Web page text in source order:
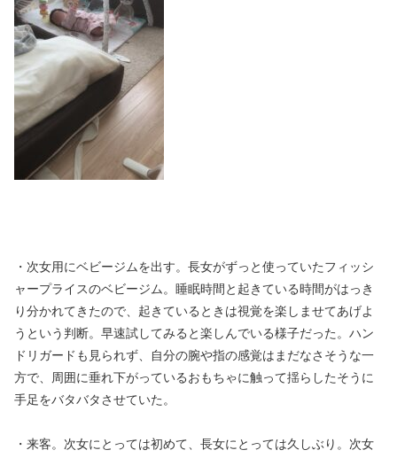
・次女用にベビージムを出す。長女がずっと使っていたフィッシ
ャープライスのベビージム。睡眠時間と起きている時間がはっき
り分かれてきたので、起きているときは視覚を楽しませてあげよ
うという判断。早速試してみると楽しんでいる様子だった。ハン
ドリガードも見られず、自分の腕や指の感覚はまだなさそうな一
方で、周囲に垂れ下がっているおもちゃに触って揺らしたそうに
手足をバタバタさせていた。
・来客。次女にとっては初めて、長女にとっては久しぶり。次女